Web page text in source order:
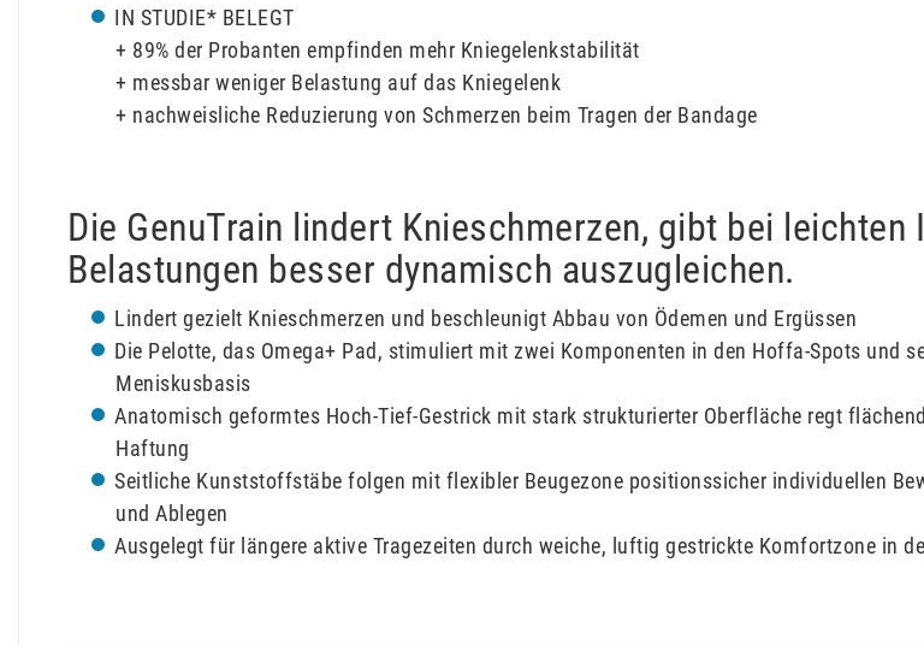
IN STUDIE* BELEGT
+ 89% der Probanten empfinden mehr Kniegelenkstabilität
+ messbar weniger Belastung auf das Kniegelenk
+ nachweisliche Reduzierung von Schmerzen beim Tragen der Bandage
Die GenuTrain lindert Knieschmerzen, gibt bei
Belastungen besser dynamisch auszugleichen.
Lindert gezielt Knieschmerzen und beschleunigt Abbau von Ödemen und Ergüssen
Die Pelotte, das Omega+ Pad, stimuliert mit zwei Komponenten in den Hoffa-Spots und
Meniskusbasis
Anatomisch geformtes Hoch-Tief-Gestrick mit stark strukturierter Oberfläche regt
Haftung
Seitliche Kunststoffstäbe folgen mit flexibler Beugezone positionssicher individuellen
und Ablegen
Ausgelegt für längere aktive Tragezeiten durch weiche, luftig gestrickte Komfortzone in